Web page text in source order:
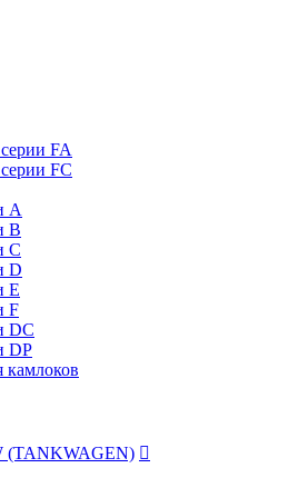
FA
FC
А
B
C
D
Е
F
DC
DP
камлоков
(TANKWAGEN) 